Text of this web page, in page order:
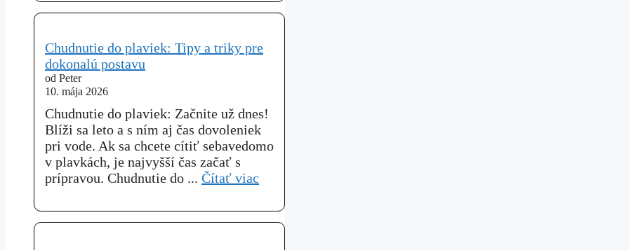
Chudnutie do plaviek: Tipy a triky pre
dokonalú postavu
od Peter
10. mája 2026
Chudnutie do plaviek: Začnite už dnes!
Blíži sa leto a s ním aj čas dovoleniek
pri vode. Ak sa chcete cítiť sebavedomo
v plavkách, je najvyšší čas začať s
prípravou. Chudnutie do ... Čítať viac